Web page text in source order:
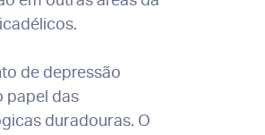
de depressão
papel das
duradouras. O